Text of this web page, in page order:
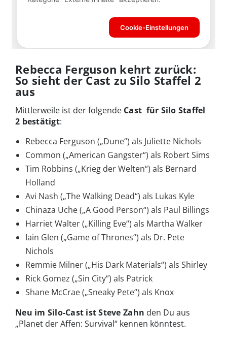
Rebecca Ferguson kehrt zurück:
So sieht der Cast zu Silo Staffel 2
aus
Mittlerweile ist der folgende Cast für Silo Staffel
2 bestätigt:
Rebecca Ferguson („Dune“) als Juliette Nichols
Common („American Gangster“) als Robert Sims
Tim Robbins („Krieg der Welten“) als Bernard
Holland
Avi Nash („The Walking Dead“) als Lukas Kyle
Chinaza Uche („A Good Person“) als Paul Billings
Harriet Walter („Killing Eve“) als Martha Walker
Iain Glen („Game of Thrones“) als Dr. Pete
Nichols
Remmie Milner („His Dark Materials“) als Shirley
Rick Gomez („Sin City“) als Patrick
Shane McCrae („Sneaky Pete“) als Knox
Neu im Silo-Cast ist Steve Zahn den Du aus
„Planet der Affen: Survival“ kennen könntest.